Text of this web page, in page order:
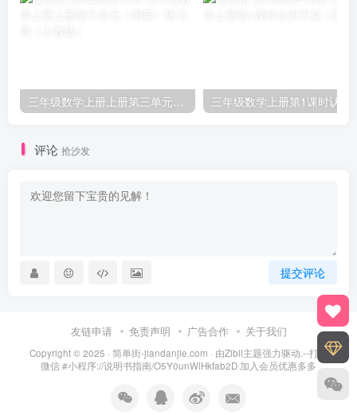
评论 抢沙发
提交评论
友链申请 免责声明 广告合作 关于我们
Copyright © 2025 · 简单街-jiandanjie.com · 由Zibll主题强力驱动.--打开
微信 #小程序://说明书指南/O5Y0unWlHkfab2D 加入会员优惠多多